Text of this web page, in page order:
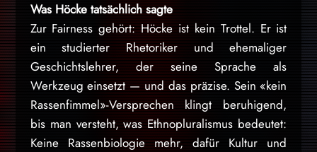
Was Höcke tatsächlich sagte
Zur Fairness gehört: Höcke ist kein Trottel. Er ist
ein studierter Rhetoriker und ehemaliger
Geschichtslehrer, der seine Sprache als
Werkzeug einsetzt — und das präzise. Sein «kein
Rassenfimmel»-Versprechen klingt beruhigend,
bis man versteht, was Ethnopluralismus bedeutet:
Keine Rassenbiologie mehr, dafür Kultur und